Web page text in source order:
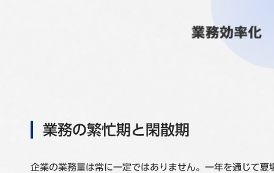
業務の繁忙期と閑散期
企業の業務量は常に一定ではありません。一年を通じて